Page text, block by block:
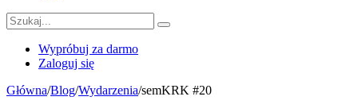
Wypróbuj za darmo
Zaloguj się
Główna/Blog/Wydarzenia/semKRK #20